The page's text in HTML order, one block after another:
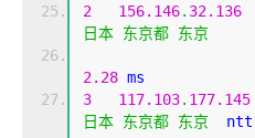
2
156.146. 32.136
日本 东京都 东京
2.28 ms
3
117.103. 177.145
日本 东京都 东京
  ntt